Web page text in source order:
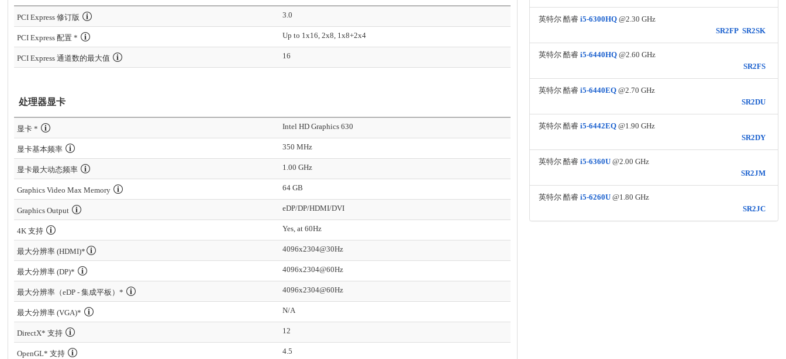
PCI Express 修订版 3.0
PCI Express 配置 * Up to 1x16, 2x8, 1x8+2x4
PCI Express 通道数的最大值 16
处理器显卡
显卡 * Intel HD Graphics 630
显卡基本频率 350 MHz
显卡最大动态频率 1.00 GHz
Graphics Video Max Memory 64 GB
Graphics Output eDP/DP/HDMI/DVI
4K 支持 Yes, at 60Hz
最大分辨率 (HDMI)* 4096x2304@30Hz
最大分辨率 (DP)* 4096x2304@60Hz
最大分辨率（eDP - 集成平板）* 4096x2304@60Hz
最大分辨率 (VGA)* N/A
DirectX* 支持 12
OpenGL* 支持 4.5
英特尔 酷睿 i5-6300HQ@2.30 GHz
SR2FP SR2SK
英特尔 酷睿 i5-6440HQ@2.60 GHz
SR2FS
英特尔 酷睿 i5-6440EQ@2.70 GHz
SR2DU
英特尔 酷睿 i5-6442EQ@1.90 GHz
SR2DY
英特尔 酷睿 i5-6360U@2.00 GHz
SR2JM
英特尔 酷睿 i5-6260U@1.80 GHz
SR2JC